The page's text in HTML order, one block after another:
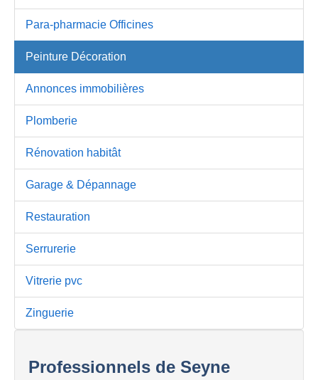
Para-pharmacie Officines
Peinture Décoration
Annonces immobilières
Plomberie
Rénovation habitât
Garage & Dépannage
Restauration
Serrurerie
Vitrerie pvc
Zinguerie
Professionnels de Seyne